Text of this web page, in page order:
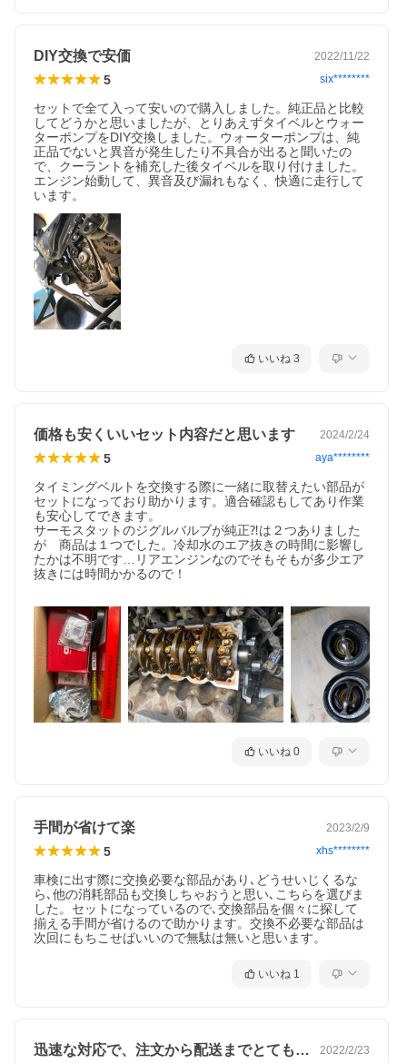
DIY交換で安価 2022/11/22
5 six********
セットで全て入って安いので購入しました。純正品と比較
してどうかと思いましたが、とりあえずタイベルとウォー
ターポンプをDIY交換しました。ウォーターポンプは、純
正品でないと異音が発生したり不具合が出ると聞いたの
で、クーラントを補充した後タイベルを取り付けました。
エンジン始動して、異音及び漏れもなく、快適に走行して
います。
いいね 3
価格も安くいいセット内容だと思います 2024/2/24
5 aya********
タイミングベルトを交換する際に一緒に取替えたい部品が
セットになっており助かります。適合確認もしてあり作業
も安心してできます。
サーモスタットのジグルバルブが純正⁈は２つありました
が　商品は１つでした。冷却水のエア抜きの時間に影響し
たかは不明です…リアエンジンなのでそもそもが多少エア
抜きには時間かかるので！
いいね 0
手間が省けて楽 2023/2/9
5 xhs********
車検に出す際に交換必要な部品があり､どうせいじくるな
ら､他の消耗部品も交換しちゃおうと思い､こちらを選びま
した。セットになっているので､交換部品を個々に探して
揃える手間が省けるので助かります。交換不必要な部品は
次回にもちこせばいいので無駄は無いと思います。
いいね 1
迅速な対応で、注文から配送までとても早… 2022/2/23